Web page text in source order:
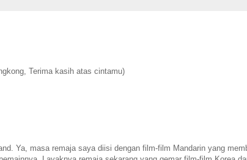
Terima kasih atas cintamu)
Ya, masa remaja saya diisi dengan film-film Mandarin yang